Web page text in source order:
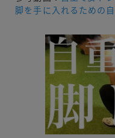
脚を手に入れるための